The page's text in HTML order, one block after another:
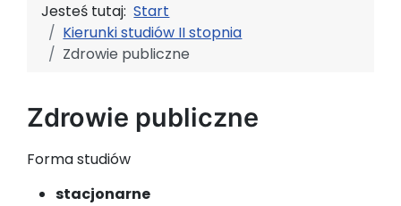
Jesteś tutaj:Start
Kierunki studiów II stopnia
Zdrowie publiczne
Zdrowie publiczne
Forma studiów
stacjonarne